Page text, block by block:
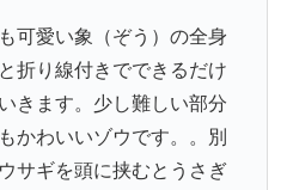
可愛い象（ぞう）の全身
折り線付きでできるだけ
きます。少し難しい部分
かわいいゾウです。。別
サギを頭に挟むとうさぎ